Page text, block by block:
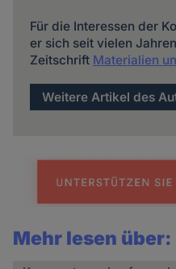
Für die Interessen der
er sich seit vielen
Zeitschrift Materialien
Weitere Artikel des
Mehr lesen über: